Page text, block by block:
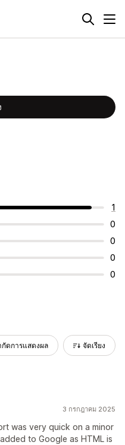
1
0
0
0
0
กัดการแสดงผล จัดเรียง
3 กรกฎาคม 2025
was very quick on a minor
to Google as HTML is